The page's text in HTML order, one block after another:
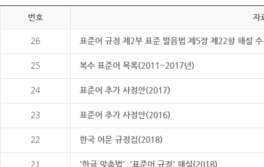
번호 자
26 표준어 규정 제2부 표준 발음법 제5장 제22항 해설
25 복수 표준어 목록(2011~2017년)
24 표준어 추가 사정안(2017)
23 표준어 추가 사정안(2016)
22 한국 어문 규정집(2018)
21 '한글 맞춤법', '표준어 규정' 해설(2018)